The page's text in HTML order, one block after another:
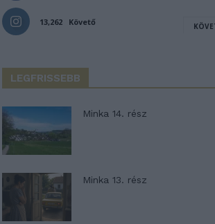
13,262 Követő
LEGFRISSEBB
Minka 14. rész
Minka 13. rész